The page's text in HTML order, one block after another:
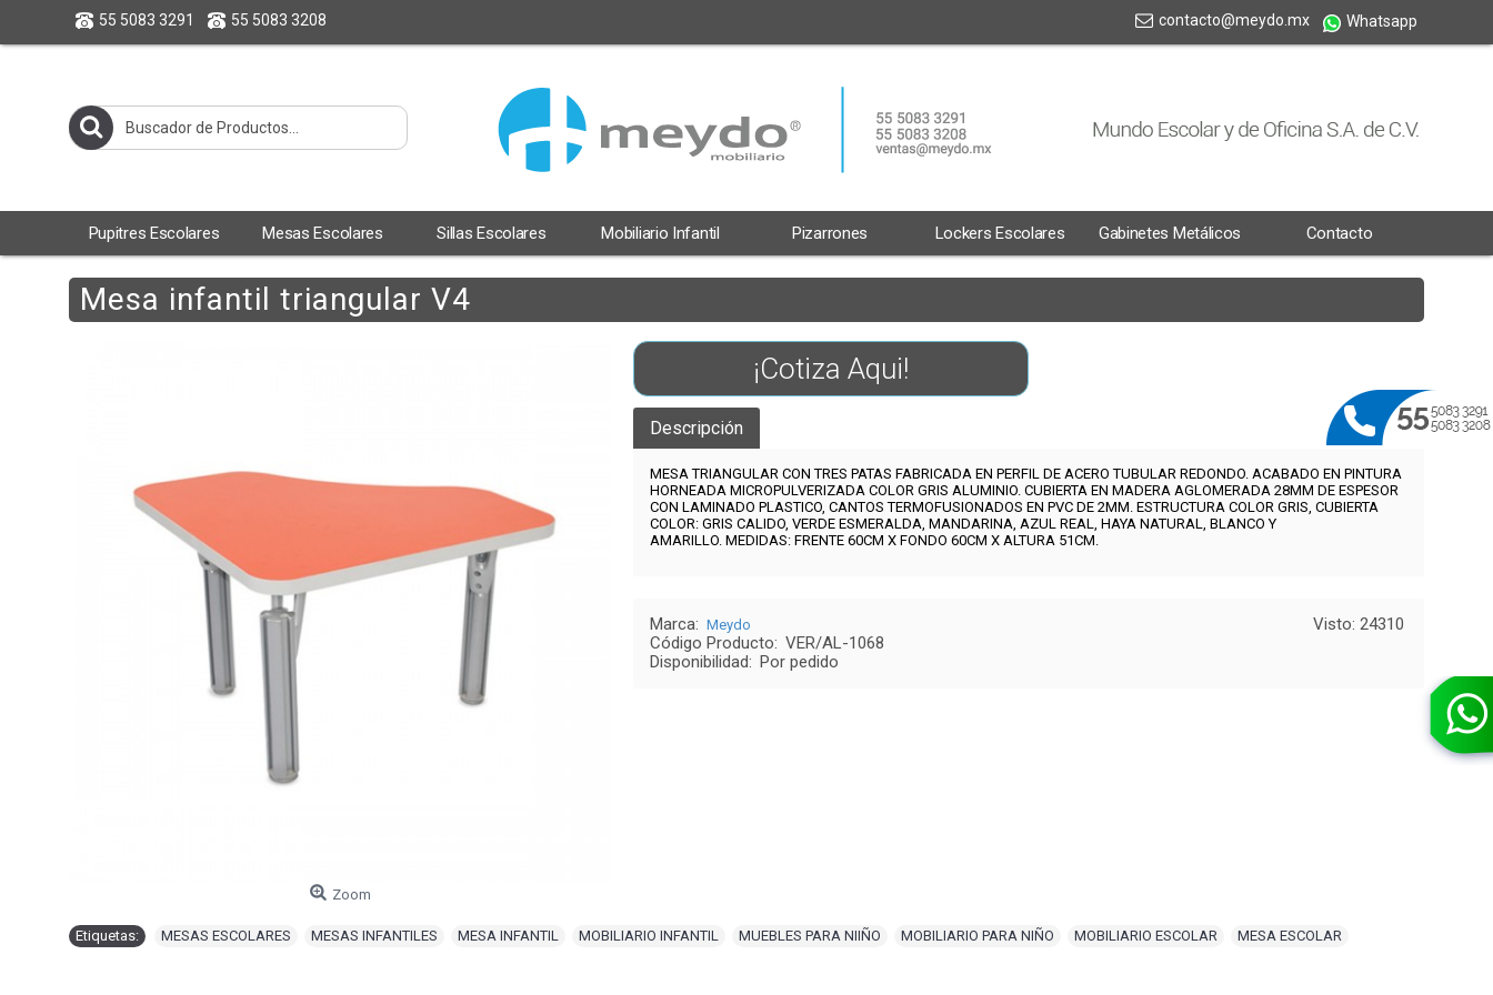
55 5083 3291 55 5083 3208 contacto@meydo.mx Whatsapp
Pupitres Escolares Mesas Escolares Sillas Escolares Mobiliario Infantil Pizarrones Lockers Escolares Gabinetes Metálicos Contacto
Mesa infantil triangular V4
Zoom
¡Cotiza Aqui!
Descripción
MESA TRIANGULAR CON TRES PATAS FABRICADA EN PERFIL DE ACERO TUBULAR REDONDO. ACABADO EN PINTURA
HORNEADA MICROPULVERIZADA COLOR GRIS ALUMINIO. CUBIERTA EN MADERA AGLOMERADA 28MM DE ESPESOR
CON LAMINADO PLASTICO, CANTOS TERMOFUSIONADOS EN PVC DE 2MM. ESTRUCTURA COLOR GRIS, CUBIERTA
COLOR: GRIS CALIDO, VERDE ESMERALDA, MANDARINA, AZUL REAL, HAYA NATURAL, BLANCO Y
AMARILLO. MEDIDAS: FRENTE 60CM X FONDO 60CM X ALTURA 51CM.
Visto: 24310
Marca: Meydo
Código Producto: VER/AL-1068
Disponibilidad: Por pedido
Etiquetas: MESAS ESCOLARES MESAS INFANTILES MESA INFANTIL MOBILIARIO INFANTIL MUEBLES PARA NIIÑO MOBILIARIO PARA NIÑO MOBILIARIO ESCOLAR MESA ESCOLAR